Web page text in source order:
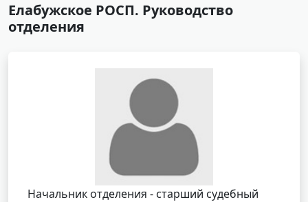
Елабужское РОСП. Руководство
отделения
Начальник отделения - старший судебный